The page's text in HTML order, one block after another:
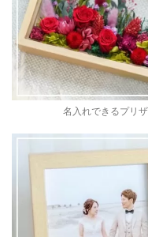
名入れできるプリ